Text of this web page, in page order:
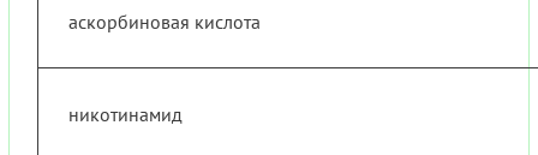
аскорбиновая кислота
никотинамид